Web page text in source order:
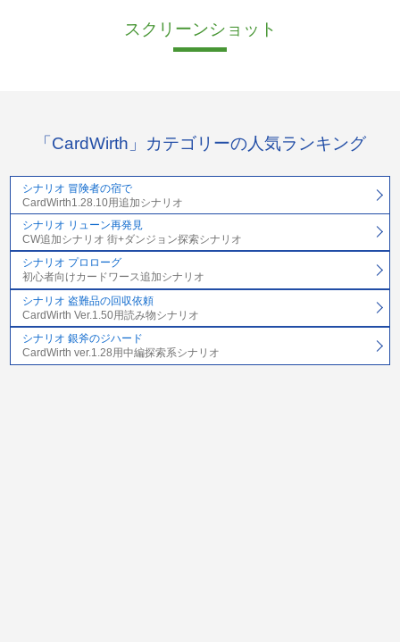
スクリーンショット
「CardWirth」カテゴリーの人気ランキング
シナリオ 冒険者の宿で
CardWirth1.28.10用追加シナリオ
シナリオ リューン再発見
CW追加シナリオ 街+ダンジョン探索シナリオ
シナリオ プロローグ
初心者向けカードワース追加シナリオ
シナリオ 盗難品の回収依頼
CardWirth Ver.1.50用読み物シナリオ
シナリオ 銀斧のジハード
CardWirth ver.1.28用中編探索系シナリオ